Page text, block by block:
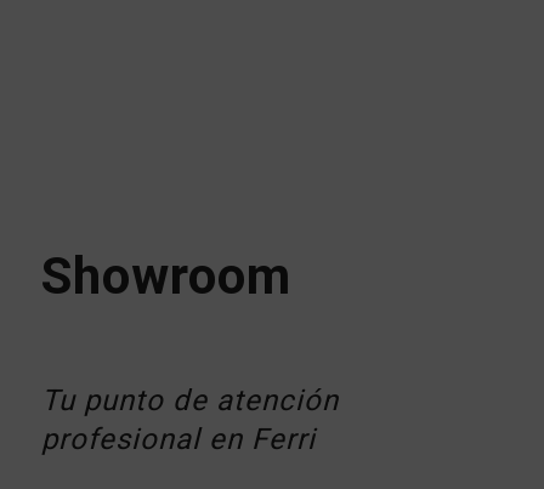
Showroom
Tu punto de atención
profesional en Ferri